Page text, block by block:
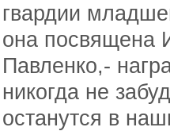
гвардии
она посвящена
Павленко,-
никогда не
останутся в